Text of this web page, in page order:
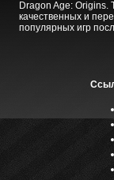
Dragon Age:
качественных и
популярных игр